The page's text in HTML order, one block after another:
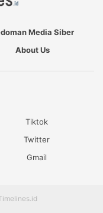
Media Siber
About Us
Tiktok
Twitter
Gmail